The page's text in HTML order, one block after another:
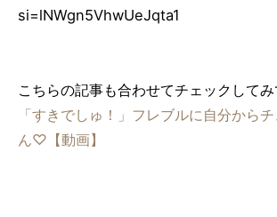
si=lNWgn5VhwUeJqta1
こちらの記事も合わせてチェックしてみ
「すきでしゅ！」フレブルに自分から
ん♡【動画】